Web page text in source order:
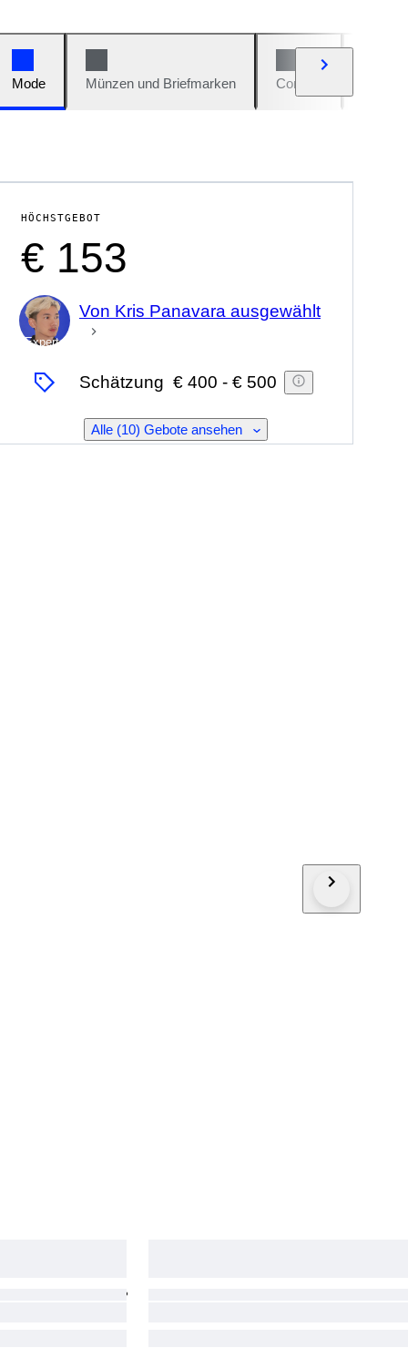
Mode Münzen und Briefmarken Comics
HÖCHSTGEBOT
€ 153
Experte
Von Kris Panavara ausgewählt
Schätzung € 400 - € 500
Alle (10) Gebote ansehen